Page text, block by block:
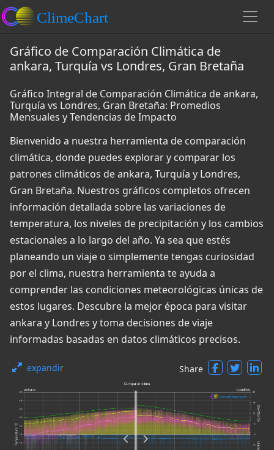
Gráfico de Comparación Climática de
ankara, Turquía vs Londres, Gran Bretaña
Gráfico Integral de Comparación Climática de ankara,
Turquía vs Londres, Gran Bretaña: Promedios
Mensuales y Tendencias de Impacto
Bienvenido a nuestra herramienta de comparación
climática, donde puedes explorar y comparar los
patrones climáticos de ankara, Turquía y Londres,
Gran Bretaña. Nuestros gráficos completos ofrecen
información detallada sobre las variaciones de
temperatura, los niveles de precipitación y los cambios
estacionales a lo largo del año. Ya sea que estés
planeando un viaje o simplemente tengas curiosidad
por el clima, nuestra herramienta te ayuda a
comprender las condiciones meteorológicas únicas de
estos lugares. Descubre la mejor época para visitar
ankara y Londres y toma decisiones de viaje
informadas basadas en datos climáticos precisos.
expandir Share